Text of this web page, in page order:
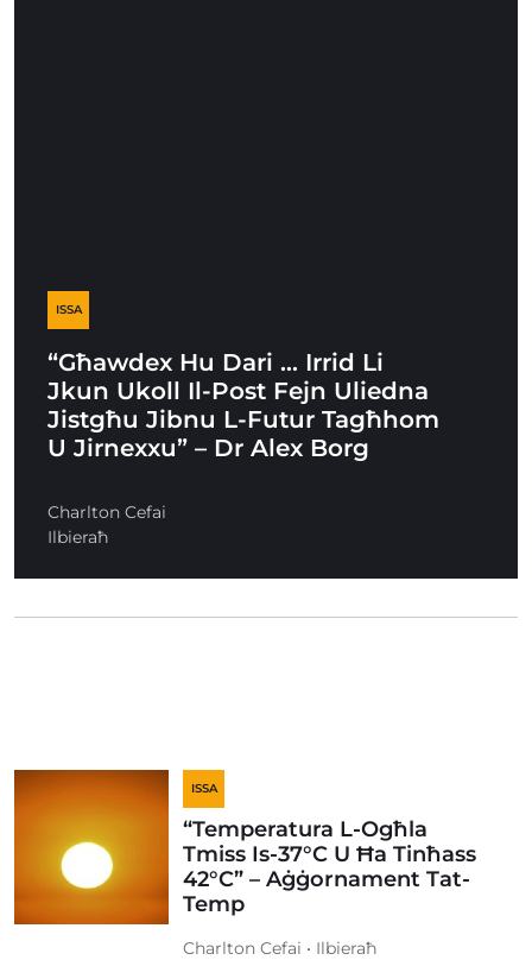
ISSA
“Għawdex Hu Dari … Irrid Li
Jkun Ukoll Il-Post Fejn Uliedna
Jistgħu Jibnu L-Futur Tagħhom
U Jirnexxu” – Dr Alex Borg
Charlton Cefai
Ilbieraħ
ISSA
“Temperatura L-Ogħla
Tmiss Is-37°C U Ħa Tinħass
42°C” – Aġġornament Tat-
Temp
Charlton Cefai • Ilbieraħ